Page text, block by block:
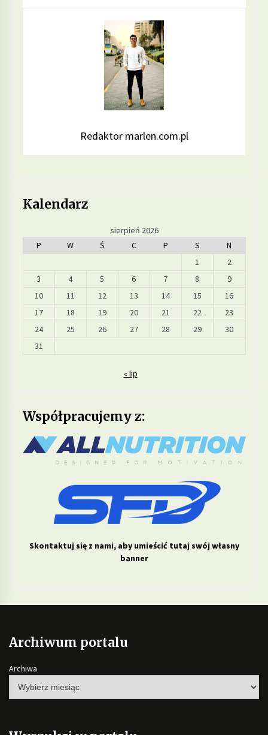
Redaktor marlen.com.pl
Kalendarz
sierpień 2026
P
W Ś C P S
N
1
2
3
4 5 6 7 8
9
10
11 12 13 14 15
16
17
18 19 20 21 22
23
24
25 26 27 28 29
30
31
« lip
Współpracujemy z:
Skontaktuj się z nami, aby umieścić tutaj swój własny
banner
Archiwum portalu
Archiwa